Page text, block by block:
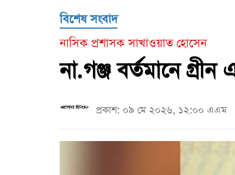
বিশেষ সংবাদ
নাসিক প্রশাসক সাখাওয়াত হোসেন
না.গঞ্জ বর্তমানে গ্রীন
প্রকাশ: ০৯ মে ২০২৬, ১২:০০ এএম